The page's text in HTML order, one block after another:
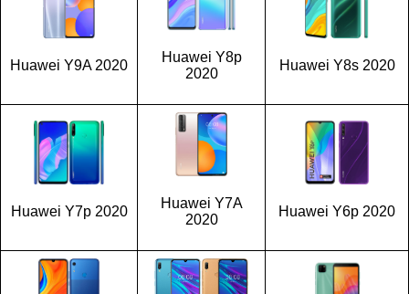
Huawei Y9A 2020
Huawei Y8p
2020
Huawei Y8s 2020
Huawei Y7p 2020
Huawei Y7A
2020
Huawei Y6p 2020